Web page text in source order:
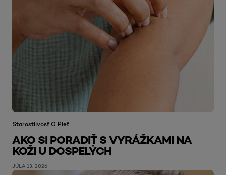
Starostlivosť O Pleť
AKO SI PORADIŤ S VYRÁŽKAMI NA
KOŽI U DOSPELÝCH
JÚLA 13, 2026